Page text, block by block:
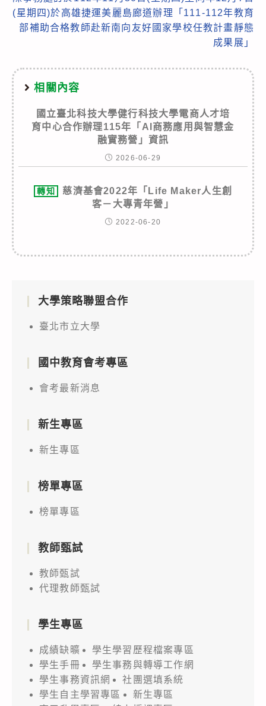
(星期四)於高雄捷運美麗島廊道辦理「111-112年教育
部補助合格教師赴新南向友好國家學校任教計畫靜態
成果展」
相關內容
國立臺北科技大學健行科技大學電商人才培
育中心合作辦理115年「AI商務應用與智慧金
融實務營」資訊
2026-06-29
轉知
慈濟基會2022年「Life Maker人生創
客－大專青年營」
2022-06-20
大學策略聯盟合作
臺北市立大學
國中教育會考專區
會考最新消息
新生專區
新生專區
榜單專區
榜單專區
教師甄試
教師甄試
代理教師甄試
學生專區
成績缺曠
學生學習歷程檔案專區
學生手冊
學生事務與轉導工作網
學生事務資訊網
社團選填系統
學生自主學習專區
新生專區